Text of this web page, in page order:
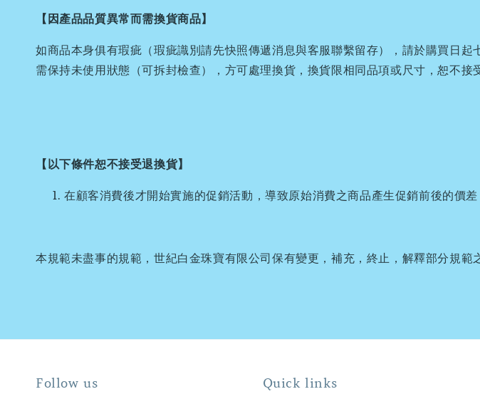
【因產品品質異常而需換貨商品】
如商品本身俱有瑕疵（瑕疵識別請先快照傳遞消息與客服聯繫留存），請於購買日
需保持未使用狀態（可拆封檢查），方可處理換貨，換貨限相同品項或尺寸，恕不接
【以下條件恕不接受退換貨】
在顧客消費後才開始實施的促銷活動，導致原始消費之商品產生促銷前後的價差
本規範未盡事的規範，世紀白金珠寶有限公司保有變更，補充，終止，解釋部分規範
Follow us Quick links